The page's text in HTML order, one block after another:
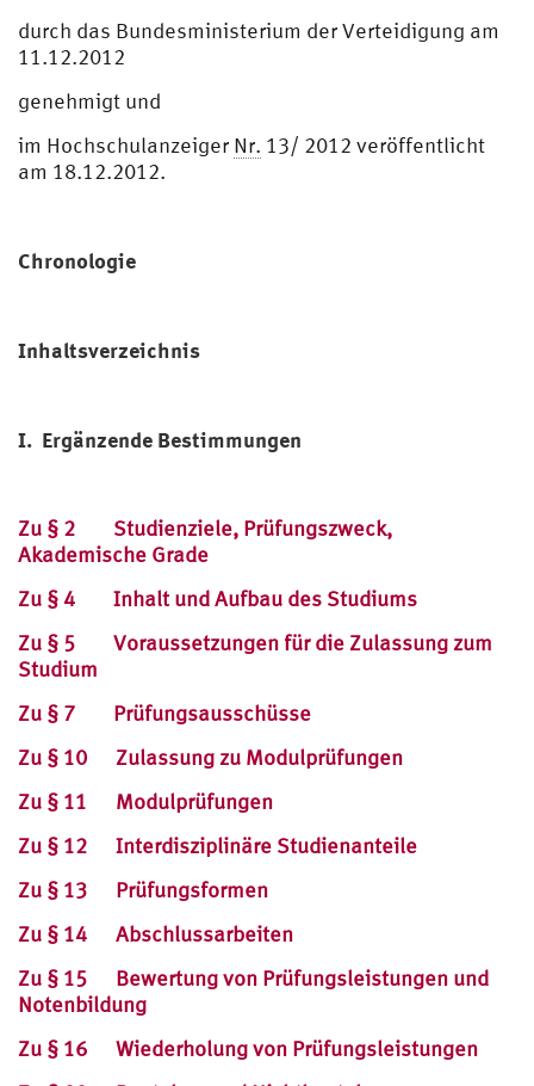
durch das Bundesministerium der Verteidigung am
11.12.2012
genehmigt und
im Hochschulanzeiger Nr. 13/ 2012 veröffentlicht
am 18.12.2012.
Chronologie
Inhaltsverzeichnis
I. Ergänzende Bestimmungen
Zu § 2 Studienziele, Prüfungszweck,
Akademische Grade
Zu § 4 Inhalt und Aufbau des Studiums
Zu § 5 Voraussetzungen für die Zulassung zum
Studium
Zu § 7 Prüfungsausschüsse
Zu § 10 Zulassung zu Modulprüfungen
Zu § 11 Modulprüfungen
Zu § 12 Interdisziplinäre Studienanteile
Zu § 13 Prüfungsformen
Zu § 14 Abschlussarbeiten
Zu § 15 Bewertung von Prüfungsleistungen und
Notenbildung
Zu § 16 Wiederholung von Prüfungsleistungen